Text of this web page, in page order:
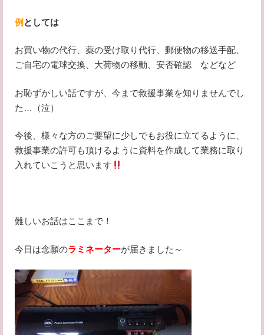
例 としては
お買い物の代行、薬の受け取り代行、郵便物の移送手配、
ご自宅の電球交換、大荷物の移動、安否確認 などなど
お恥ずかしい話ですが、今まで救援事業を知りませんでし
た…（泣）
今後、様々な方のご要望に少しでもお役に立てるように、
救援事業の許可も頂けるように資料を作成して業務に取り
入れていこうと思います
難しいお話はここまで！
今日は念願のラミネーターが届きました～